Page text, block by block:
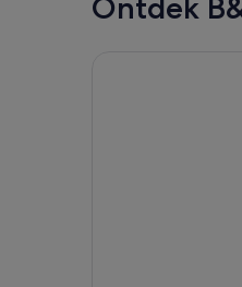
Ontdek
Meer informatie